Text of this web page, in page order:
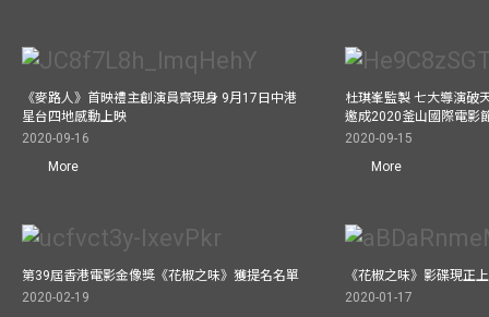
《麥路人》首映禮主創演員齊現身 9月17日中港
星台四地感動上映
2020-09-16
More
杜琪峯監製 七大導演破
邀成2020釜山國際電影
2020-09-15
More
第39屆香港電影金像獎《花椒之味》獲提名名單
2020-02-19
《花椒之味》影碟現正
2020-01-17